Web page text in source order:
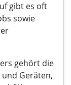
gibt es oft
sowie
gehört die
Geräten,